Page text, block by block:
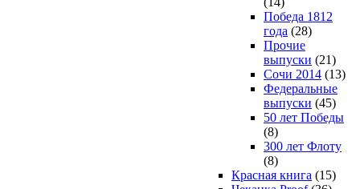
Победа 1812
года (28)
Прочие
выпуски (21)
Сочи 2014 (13)
Федеральные
выпуски (45)
50 лет Победы
(8)
300 лет Флоту
(8)
Красная книга (15)